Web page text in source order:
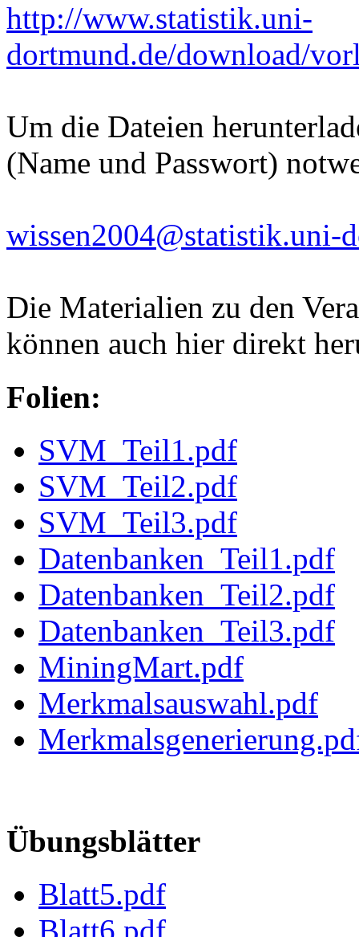
http://www.statistik.uni-
dortmund.de/download/
Um die Dateien
(Name und Passwort)
wissen2004@statistik.uni-
Die Materialien zu den
können auch hier direkt
Folien:
SVM_Teil1.pdf
SVM_Teil2.pdf
SVM_Teil3.pdf
Datenbanken_Teil1.pdf
Datenbanken_Teil2.pdf
Datenbanken_Teil3.pdf
MiningMart.pdf
Merkmalsauswahl.pdf
Übungsblätter
Blatt5.pdf